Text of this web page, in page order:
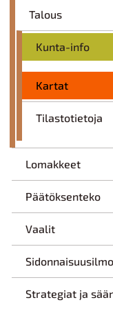
Talous
Kunta-info
Kartat
Tilastotietoja
Lomakkeet
Päätöksenteko
Vaalit
Strategiat ja